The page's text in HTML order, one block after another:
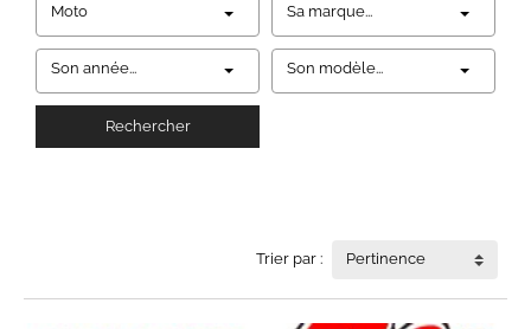
Moto Sa marque...
Son année... Son modèle...
Rechercher
Trier par : Pertinence